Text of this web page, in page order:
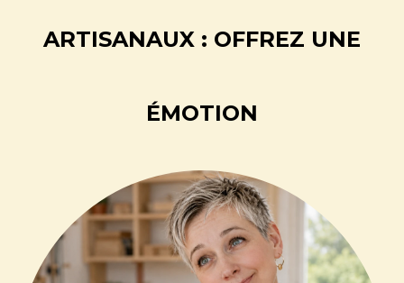
ARTISANAUX : OFFREZ UNE
ÉMOTION